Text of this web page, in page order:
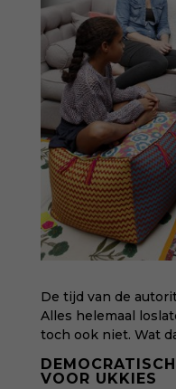
De tijd van de
Alles helemaal
toch ook niet. Wat
VOOR UKKIES